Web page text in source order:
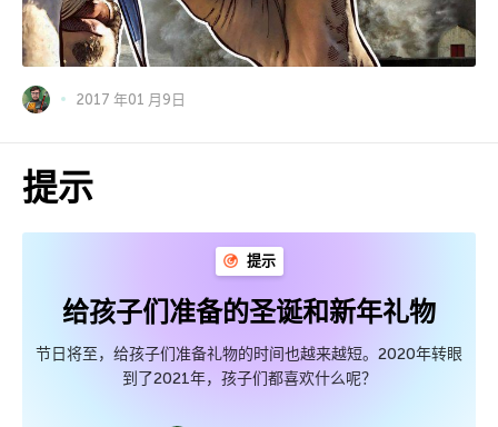
2017 年01 月9日
提示
提示
给孩子们准备的圣诞和新年礼物
节日将至，给孩子们准备礼物的时间也越来越短。2020年转眼
到了2021年，孩子们都喜欢什么呢？